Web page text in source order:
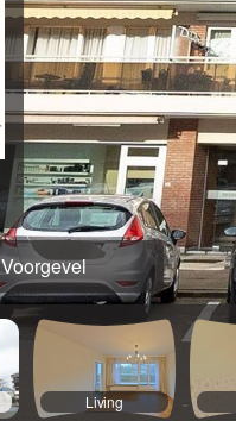
Voorgevel
Living